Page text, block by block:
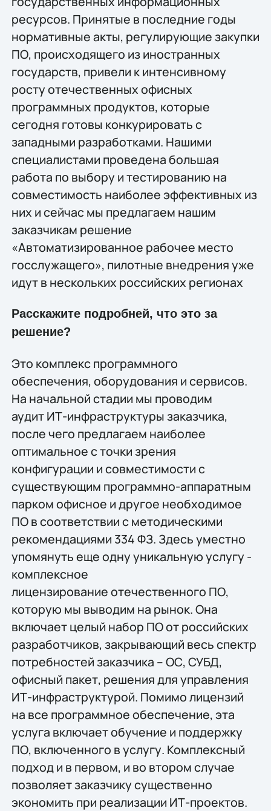
ресурсов. Принятые в последние годы
нормативные акты, регулирующие закупки
ПО, происходящего из иностранных
государств, привели к интенсивному
росту отечественных офисных
программных продуктов, которые
сегодня готовы конкурировать с
западными разработками. Нашими
специалистами проведена большая
работа по выбору и тестированию на
совместимость наиболее эффективных из
них и сейчас мы предлагаем нашим
заказчикам решение
«Автоматизированное рабочее место
госслужащего», пилотные внедрения уже
идут в нескольких российских регионах
Расскажите подробней, что это за
решение?
Это комплекс программного
обеспечения, оборудования и сервисов.
На начальной стадии мы проводим
аудит ИТ-инфраструктуры заказчика,
после чего предлагаем наиболее
оптимальное с точки зрения
конфигурации и совместимости с
существующим программно-аппаратным
парком офисное и другое необходимое
ПО в соответствии с методическими
рекомендациями 334 ФЗ. Здесь уместно
упомянуть еще одну уникальную услугу -
комплексное
лицензирование отечественного ПО,
которую мы выводим на рынок. Она
включает целый набор ПО от российских
разработчиков, закрывающий весь спектр
потребностей заказчика – ОС, СУБД,
офисный пакет, решения для управления
ИТ-инфраструктурой. Помимо лицензий
на все программное обеспечение, эта
услуга включает обучение и поддержку
ПО, включенного в услугу. Комплексный
подход и в первом, и во втором случае
позволяет заказчику существенно
экономить при реализации ИТ-проектов.